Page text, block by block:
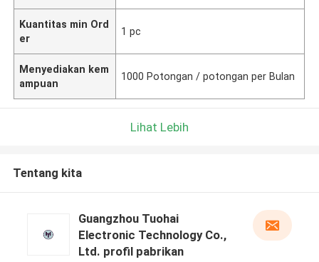
Kuantitas min Ord
er
1 pc
Menyediakan kem
ampuan
1000 Potongan / potongan per Bulan
Lihat Lebih
Tentang kita
Guangzhou Tuohai
Electronic Technology Co.,
Ltd. profil pabrikan